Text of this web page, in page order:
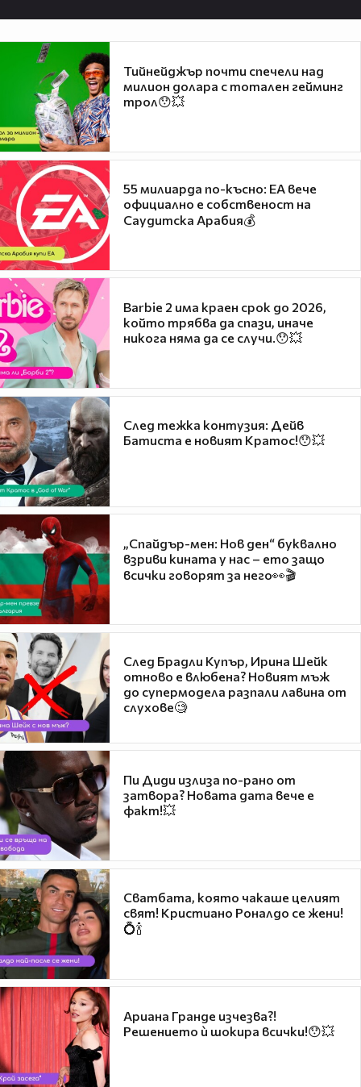
Тийнейджър почти спечели над
милион долара с тотален гейминг
трол😯💥
55 милиарда по-късно: EA вече
официално е собственост на
Саудитска Арабия💰
Barbie 2 има краен срок до 2026,
който трябва да спази, иначе
никога няма да се случи.😯💥
След тежка контузия: Дейв
Батиста е новият Кратос!😯💥
„Спайдър-мен: Нов ден“ буквално
взриви кината у нас – ето защо
всички говорят за него👀🎬
След Брадли Купър, Ирина Шейк
отново е влюбена? Новият мъж
до супермодела разпали лавина от
слухове🧐
Пи Диди излиза по-рано от
затвора? Новата дата вече е
факт!💥
Сватбата, която чакаше целият
свят! Кристиано Роналдо се жени!
💍🍾
Ариана Гранде изчезва?!
Решението ѝ шокира всички!😯💥